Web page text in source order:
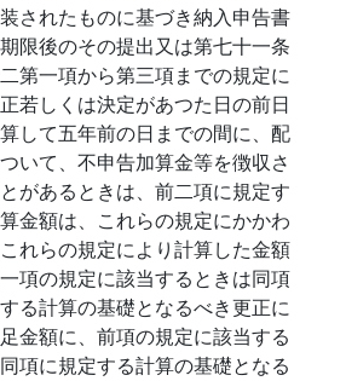
されたものに基づき納入申告書
限後のその提出又は第七十一条
第一項から第三項までの規定に
若しくは決定があつた日の前日
して五年前の日までの間に、配
いて、不申告加算金等を徴収さ
があるときは、前二項に規定す
金額は、これらの規定にかかわ
れらの規定により計算した金額
項の規定に該当するときは同項
る計算の基礎となるべき更正に
金額に、前項の規定に該当する
項に規定する計算の基礎となる